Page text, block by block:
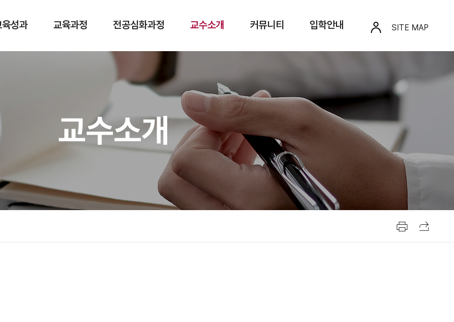
SITE MAP
성과 교육과정 전공심화과정 교수소개 커뮤니티 입학안내
교수소개
프린트 공유하기